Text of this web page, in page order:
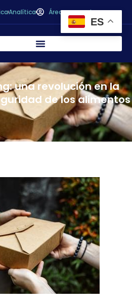
Analítica Área personal
una revolución en la
de los alimentos
ES